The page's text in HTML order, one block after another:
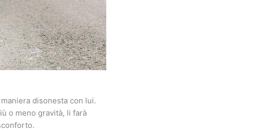
disonesta con lui.
o meno gravità, li farà